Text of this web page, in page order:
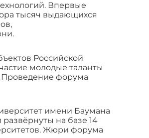
Впервые
тысяч выдающихся
Российской
молодые таланты
Проведение форума
имени Баумана
на базе 14
Жюри форума